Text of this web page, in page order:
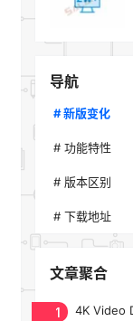
导航
# 新版变化
# 功能特性
# 版本区别
# 下载地址
文章聚合
1 4K Video